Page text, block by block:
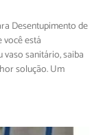
Desentupimento de
você está
sanitário, saiba
solução. Um